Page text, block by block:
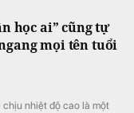
học ai” cũng tự
mọi tên tuổi
chịu nhiệt độ cao là một